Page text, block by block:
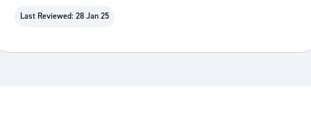
Last Reviewed: 28 Jan 25